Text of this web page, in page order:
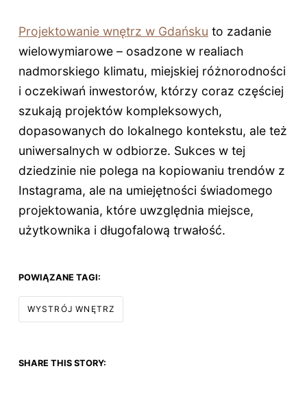
Projektowanie wnętrz w Gdańsku to zadanie
wielowymiarowe – osadzone w realiach
nadmorskiego klimatu, miejskiej różnorodności
i oczekiwań inwestorów, którzy coraz częściej
szukają projektów kompleksowych,
dopasowanych do lokalnego kontekstu, ale też
uniwersalnych w odbiorze. Sukces w tej
dziedzinie nie polega na kopiowaniu trendów z
Instagrama, ale na umiejętności świadomego
projektowania, które uwzględnia miejsce,
użytkownika i długofalową trwałość.
POWIĄZANE TAGI:
WYSTRÓJ WNĘTRZ
SHARE THIS STORY: